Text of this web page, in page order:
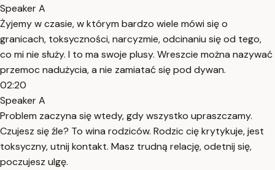
Speaker A
Żyjemy w czasie, w którym bardzo wiele mówi się o
granicach, toksyczności, narcyzmie, odcinaniu się od tego,
co mi nie służy. I to ma swoje plusy. Wreszcie można nazywać
przemoc nadużycia, a nie zamiatać się pod dywan.
02:20
Speaker A
Problem zaczyna się wtedy, gdy wszystko upraszczamy.
Czujesz się źle? To wina rodziców. Rodzic cię krytykuje, jest
toksyczny, utnij kontakt. Masz trudną relację, odetnij się,
poczujesz ulgę.